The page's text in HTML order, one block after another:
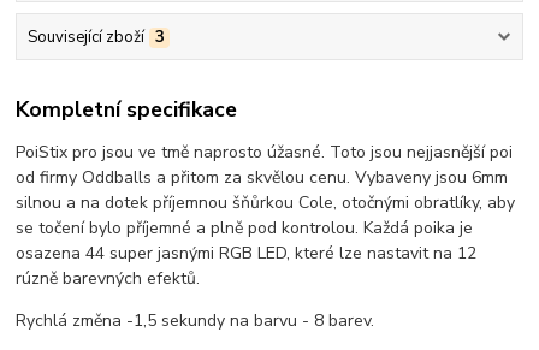
Související zboží 3
Kompletní specifikace
PoiStix pro jsou ve tmě naprosto úžasné. Toto jsou nejjasnější poi
od firmy Oddballs a přitom za skvělou cenu. Vybaveny jsou 6mm
silnou a na dotek příjemnou šňůrkou Cole, otočnými obratlíky, aby
se točení bylo příjemné a plně pod kontrolou. Každá poika je
osazena 44 super jasnými RGB LED, které lze nastavit na 12
rúzně barevných efektů.
Rychlá změna -1,5 sekundy na barvu - 8 barev.